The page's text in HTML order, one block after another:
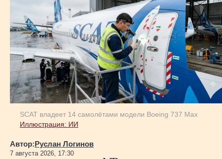
SCAT владеет 14 самолётами модели Boeing 737 Max
Иллюстрация: ИИ
Автор:Руслан Логинов
7 августа 2026, 17:30